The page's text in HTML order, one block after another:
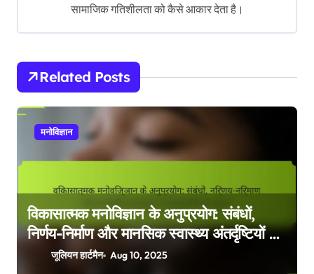
सामाजिक गतिशीलता को कैसे आकार देता है।
Related Posts
मनोविज्ञान
विकासात्मक मनोविज्ञान के अनुप्रयोग: संबंधों,
निर्णय-निर्माण और मानसिक स्वास्थ्य अंतर्दृष्टियों को
बढ़ानाजूलियन हार्टमैन Aug 10, 2025